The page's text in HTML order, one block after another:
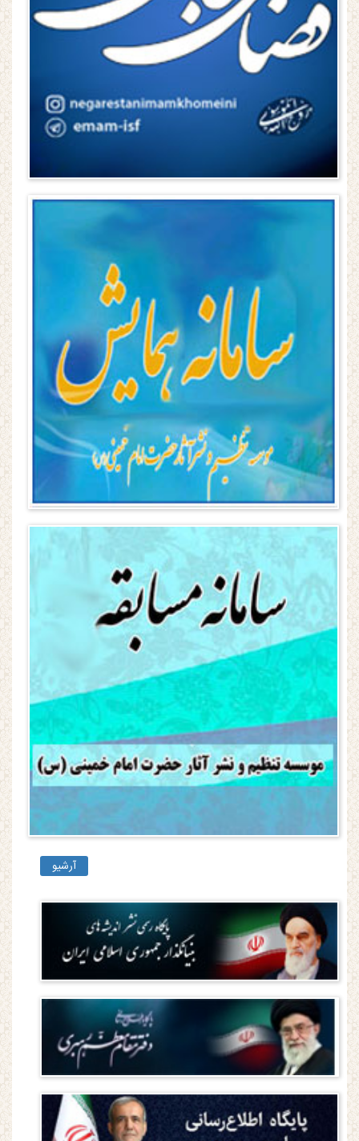
آرشیو